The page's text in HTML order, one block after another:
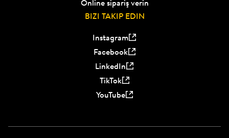
Online sipariş verin
BIZI TAKIP EDIN
Instagram
Facebook
LinkedIn
TikTok
YouTube